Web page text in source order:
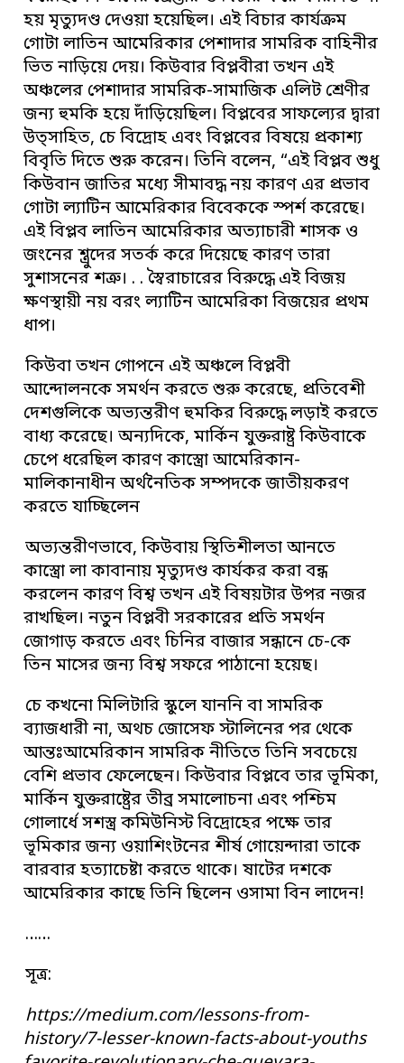
হয় মৃত্যুদণ্ড দেওয়া হয়েছিল। এই বিচার কার্যক্রম
গোটা লাতিন আমেরিকার পেশাদার সামরিক বাহিনীর
ভিত নাড়িয়ে দেয়। কিউবার বিপ্লবীরা তখন এই
অঞ্চলের পেশাদার সামরিক-সামাজিক এলিট শ্রেণীর
জন্য হুমকি হয়ে দাঁড়িয়েছিল। বিপ্লবের সাফল্যের দ্বারা
উত্সাহিত, চে বিদ্রোহ এবং বিপ্লবের বিষয়ে প্রকাশ্য
বিবৃতি দিতে শুরু করেন। তিনি বলেন, “এই বিপ্লব শুধু
কিউবান জাতির মধ্যে সীমাবদ্ধ নয় কারণ এর প্রভাব
গোটা ল্যাটিন আমেরিকার বিবেককে স্পর্শ করেছে।
এই বিপ্লব লাতিন আমেরিকার অত্যাচারী শাসক ও
জংনের শ্ত্রুদের সতর্ক করে দিয়েছে কারণ তারা
সুশাসনের শত্রু। . . স্বৈরাচারের বিরুদ্ধে এই বিজয়
ক্ষণস্থায়ী নয় বরং ল্যাটিন আমেরিকা বিজয়ের প্রথম
ধাপ।
কিউবা তখন গোপনে এই অঞ্চলে বিপ্লবী
আন্দোলনকে সমর্থন করতে শুরু করেছে, প্রতিবেশী
দেশগুলিকে অভ্যন্তরীণ হুমকির বিরুদ্ধে লড়াই করতে
বাধ্য করেছে। অন্যদিকে, মার্কিন যুক্তরাষ্ট্র কিউবাকে
চেপে ধরেছিল কারণ কাস্ত্রো আমেরিকান-
মালিকানাধীন অর্থনৈতিক সম্পদকে জাতীয়করণ
করতে যাচ্ছিলেন
অভ্যন্তরীণভাবে, কিউবায় স্থিতিশীলতা আনতে
কাস্ত্রো লা কাবানায় মৃত্যুদণ্ড কার্যকর করা বন্ধ
করলেন কারণ বিশ্ব তখন এই বিষয়টার উপর নজর
রাখছিল। নতুন বিপ্লবী সরকারের প্রতি সমর্থন
জোগাড় করতে এবং চিনির বাজার সন্ধানে চে-কে
তিন মাসের জন্য বিশ্ব সফরে পাঠানো হয়েছ।
চে কখনো মিলিটারি স্কুলে যাননি বা সামরিক
ব্যাজধারী না, অথচ জোসেফ স্টালিনের পর থেকে
আন্তঃআমেরিকান সামরিক নীতিতে তিনি সবচেয়ে
বেশি প্রভাব ফেলেছেন। কিউবার বিপ্লবে তার ভূমিকা,
মার্কিন যুক্তরাষ্ট্রের তীব্র সমালোচনা এবং পশ্চিম
গোলার্ধে সশস্ত্র কমিউনিস্ট বিদ্রোহের পক্ষে তার
ভূমিকার জন্য ওয়াশিংটনের শীর্ষ গোয়েন্দারা তাকে
বারবার হত্যাচেষ্টা করতে থাকে। ষাটের দশকে
আমেরিকার কাছে তিনি ছিলেন ওসামা বিন লাদেন!
……
সূত্র:
https://medium.com/lessons-from-
history/7-lesser-known-facts-about-youths